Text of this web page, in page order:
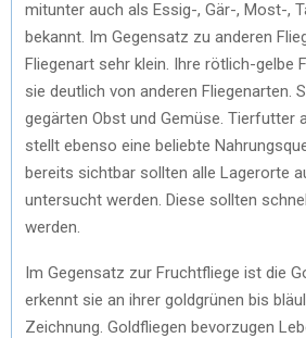
mitunter auch als Essig-, Gär-, Most-,
bekannt. Im Gegensatz zu anderen
Fliegenart sehr klein. Ihre rötlich-gelbe
sie deutlich von anderen Fliegenarten.
gegärten Obst und Gemüse. Tierfutter
stellt ebenso eine beliebte
bereits sichtbar sollten alle Lagerorte
untersucht werden. Diese sollten
werden.
Im Gegensatz zur Fruchtfliege ist die
erkennt sie an ihrer goldgrünen bis
Zeichnung. Goldfliegen bevorzugen